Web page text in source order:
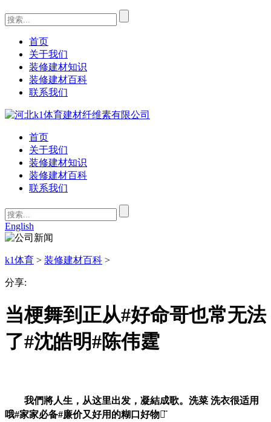
首页
关于我们
装修建材知识
装修建材百科
联系我们
首页
关于我们
装修建材知识
装修建材百科
联系我们
English
k1体育 > 装修建材百科 >
分享:
当梗舞到正从#好命哥也常无法
了#沈皓明#陈伟霆
我們將人生，从这里出发，凝結成歌。洗菜 洗衣很适用
哦#家家必备#廉价又好用的糊口好物ᯅ̈